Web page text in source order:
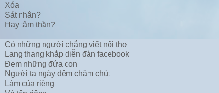
Xóa
Sát nhân?
Hay tâm thần?
Có những người chẳng viết nổi thơ
Lang thang khắp diễn đàn facebook
Đem những đứa con
Người ta ngày đêm chăm chút
Làm của riêng